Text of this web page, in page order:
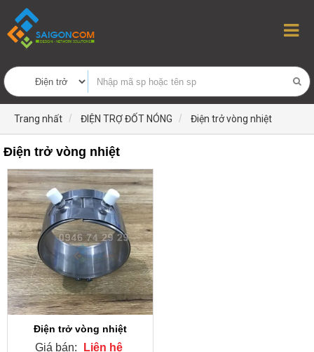
Trang nhất ĐIỆN TRỢ ĐỐT NÓNG Điện trở vòng nhiệt
Điện trở vòng nhiệt
Điện trở vòng nhiệt
Giá bán: Liên hệ